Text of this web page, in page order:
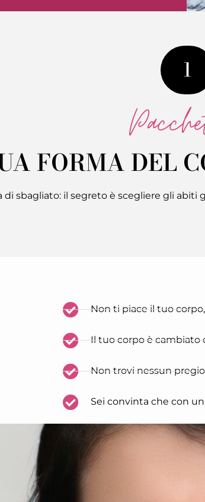
1
FORMA DEL
sbagliato: il segreto è scegliere gli
Non ti piace il tuo
Il tuo corpo è cambiato
Non trovi nessun
Sei convinta che con